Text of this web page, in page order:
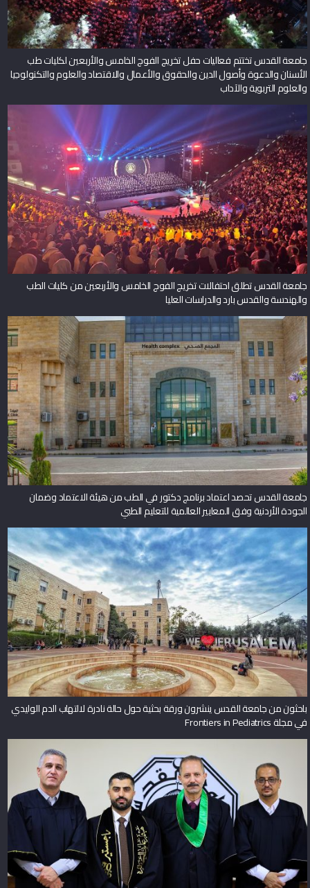
جامعة القدس تختتم فعاليات حفل تخريج الفوج الخامس والأربعين لكليات طب
الأسنان والدعوة وأصول الدين والحقوق والأعمال والاقتصاد والعلوم والتكنولوجيا
والعلوم التربوية والآداب
جامعة القدس تطلق احتفالات تخريج الفوج الخامس والأربعين من كليات الطب
والهندسة والقدس بارد والدراسات العليا
جامعة القدس تحصد اعتماد برنامج دكتور في الطب من هيئة الاعتماد وضمان
الجودة الأردنية وفق المعايير العالمية للتعليم الطبي
باحثون من جامعة القدس ينشرون ورقة بحثية حول حالة نادرة لالتهاب الدم الوليدي
في مجلة Frontiers in Pediatrics